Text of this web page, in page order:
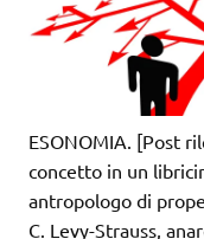
ESONOMIA. [Post
concetto in un
antropologo di
C. Levy-Strauss,